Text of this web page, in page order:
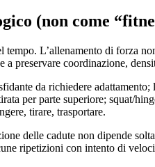
(non come
L’allenamento di forza
preservare coordinazione,
da richiedere
per parte superiore; squat/
tirare, trasportare.
delle cadute non dipende
ripetizioni con intento di